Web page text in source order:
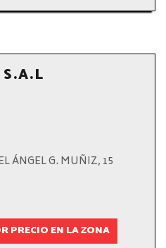
ÁNGEL G. MUÑIZ, 15
PRECIO EN LA ZONA